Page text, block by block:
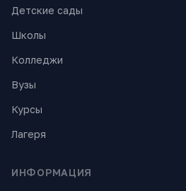
Детские сады
Школы
Колледжи
Вузы
Курсы
Лагеря
ИНФОРМАЦИЯ